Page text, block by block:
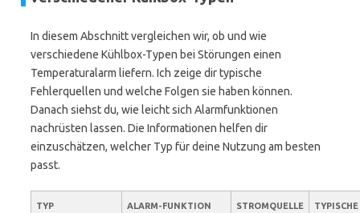
In diesem Abschnitt vergleichen wir, ob und wie
verschiedene Kühlbox-Typen bei Störungen einen
Temperaturalarm liefern. Ich zeige dir typische
Fehlerquellen und welche Folgen sie haben können.
Danach siehst du, wie leicht sich Alarmfunktionen
nachrüsten lassen. Die Informationen helfen dir
einzuschätzen, welcher Typ für deine Nutzung am besten
passt.
TYP ALARM-FUNKTION STROMQUELLE
TYPISCHE